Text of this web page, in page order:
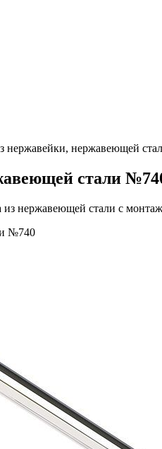
нержавейки, нержавеющей
стали
нержавеющей стали с